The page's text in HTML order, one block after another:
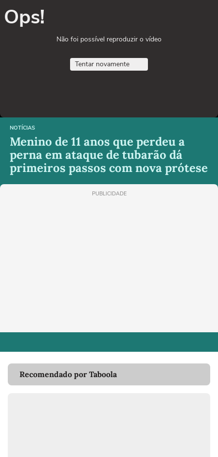
Ops!
Não foi possível reproduzir o vídeo
Tentar novamente
NOTÍCIAS
Menino de 11 anos que perdeu a
perna em ataque de tubarão dá
primeiros passos com nova prótese
PUBLICIDADE
Recomendado por Taboola